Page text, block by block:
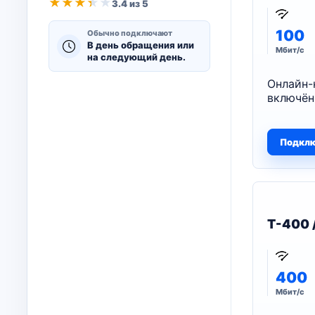
★ ★ ★ ★ ★3.4 из 5
Обычно подключают
В день обращения или
на следующий день.
100
Мбит/с
T-400
400
Мбит/с